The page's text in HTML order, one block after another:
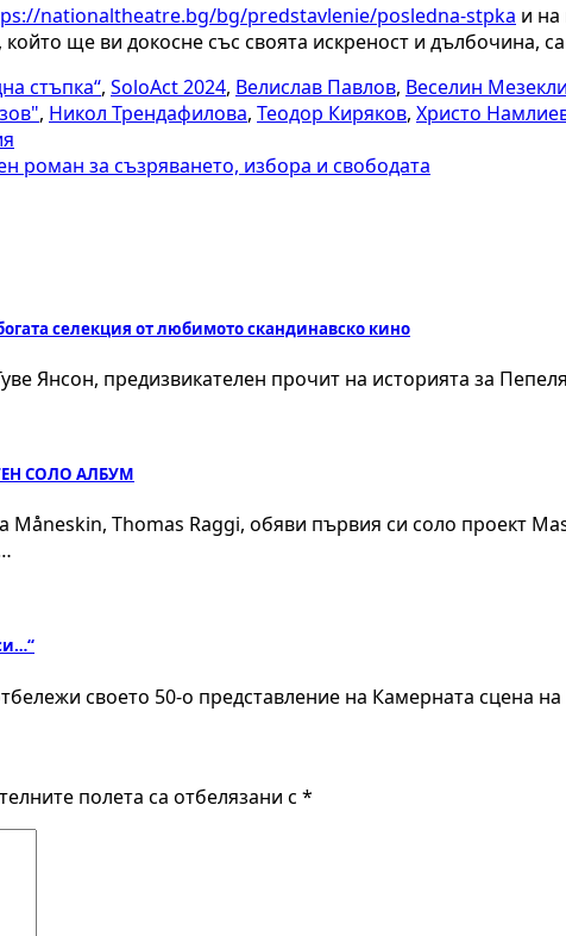
nationaltheatre.bg/bg/predstavlenie/posledna-stpka и на
ще ви докосне със своята искреност и дълбочина,
стъпка“, SoloAct 2024, Велислав Павлов, Веселин
, Никол Трендафилова, Теодор Киряков, Христо
роман за съзряването, избора и свободата
селекция от любимото скандинавско кино
Янсон, предизвикателен прочит на историята за
СОЛО АЛБУМ
Måneskin, Thomas Raggi, обяви първия си соло проект
своето 50-о представление на Камерната сцена
полета са отбелязани с *